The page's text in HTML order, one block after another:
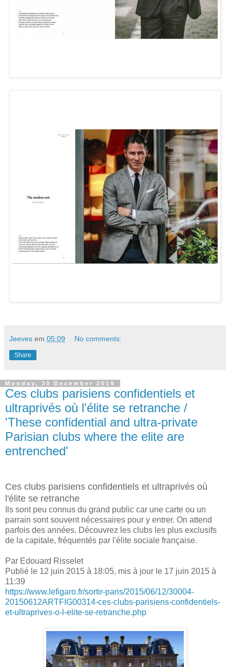
Jeeves em 05:09 No comments:
Share
Monday, 30 December 2019
Ces clubs parisiens confidentiels et
ultraprivés où l'élite se retranche /
'These confidential and ultra-private
Parisian clubs where the elite are
entrenched'
Ces clubs parisiens confidentiels et ultraprivés où
l'élite se retranche
Ils sont peu connus du grand public car une carte ou un
parrain sont souvent nécessaires pour y entrer. On attend
parfois des années. Découvrez les clubs les plus exclusifs
de la capitale, fréquentés par l'élite sociale française.
Par Edouard Risselet
Publié le 12 juin 2015 à 18:05, mis à jour le 17 juin 2015 à
11:39
https://www.lefigaro.fr/sortir-paris/2015/06/12/30004-
20150612ARTFIG00314-ces-clubs-parisiens-confidentiels-
et-ultraprives-o-l-elite-se-retranche.php